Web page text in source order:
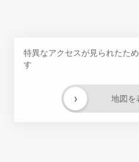
特異なアクセスが見られたた
す
地図を
›